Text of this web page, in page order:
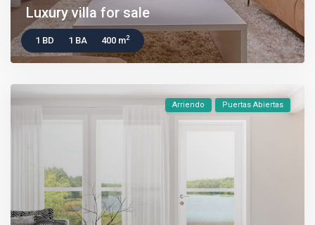
Luxury villa for sale
1 BD 1 BA 400 m2
Arriendo Puertas Abiertas